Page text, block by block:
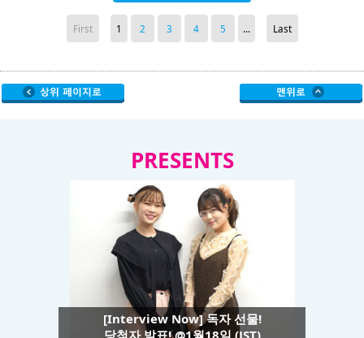
First 1 2 3 4 5 ... Last
PRESENTS
[Interview Now] 독자 선물!
당첨자 발표! @1월18일 (JST)